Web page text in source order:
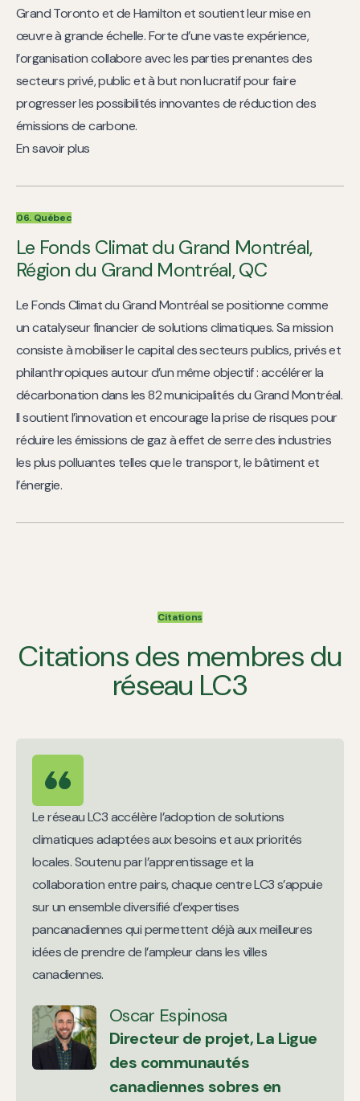
Grand Toronto et de Hamilton et soutient leur mise en
œuvre à grande échelle. Forte d’une vaste expérience,
l’organisation collabore avec les parties prenantes des
secteurs privé, public et à but non lucratif pour faire
progresser les possibilités innovantes de réduction des
émissions de carbone.
En savoir plus
06. Québec
Le Fonds Climat du Grand Montréal,
Région du Grand Montréal, QC
Le Fonds Climat du Grand Montréal se positionne comme
un catalyseur financier de solutions climatiques. Sa mission
consiste à mobiliser le capital des secteurs publics, privés et
philanthropiques autour d’un même objectif : accélérer la
décarbonation dans les 82 municipalités du Grand Montréal.
Il soutient l’innovation et encourage la prise de risques pour
réduire les émissions de gaz à effet de serre des industries
les plus polluantes telles que le transport, le bâtiment et
l’énergie.
Citations
Citations des membres du
réseau LC3
Le réseau LC3 accélère l’adoption de solutions
climatiques adaptées aux besoins et aux priorités
locales. Soutenu par l’apprentissage et la
collaboration entre pairs, chaque centre LC3 s’appuie
sur un ensemble diversifié d’expertises
pancanadiennes qui permettent déjà aux meilleures
idées de prendre de l’ampleur dans les villes
canadiennes.
Oscar Espinosa
Directeur de projet, La Ligue
des communautés
canadiennes sobres en
Mary Pickering
Conseillère principale, La
Ligue des communautés